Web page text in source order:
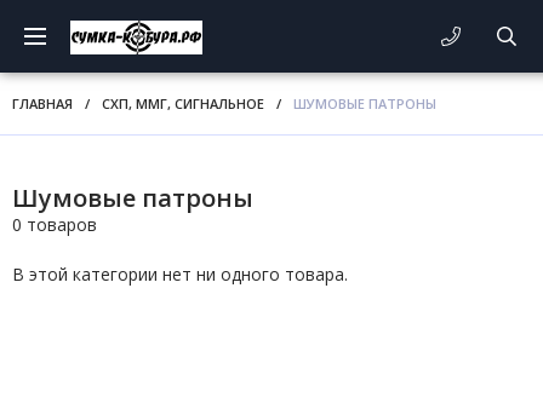
ГЛАВНАЯ / СХП, ММГ, СИГНАЛЬНОЕ / ШУМОВЫЕ ПАТРОНЫ
Шумовые патроны
0 товаров
В этой категории нет ни одного товара.